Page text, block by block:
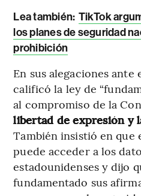
Lea también: TikTok
los planes de seguridad
prohibición
En sus alegaciones
calificó la ley de
al compromiso de la
libertad de expresión y
También insistió en
puede acceder a los
estadounidenses y dijo
fundamentado sus